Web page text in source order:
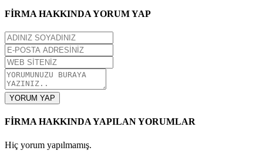
FİRMA HAKKINDA YORUM YAP
YORUM YAP
FİRMA HAKKINDA YAPILAN YORUMLAR
Hiç yorum yapılmamış.